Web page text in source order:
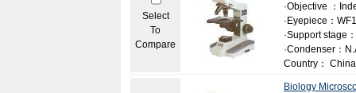
Select
To
Compare
·Objective ：
·Eyepiece：
·Support stage
·Condenser：
Country： China
Biology